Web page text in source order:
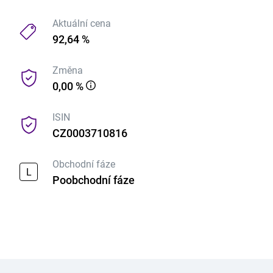
Aktuální cena
92,64 %
Změna
0,00 %
ISIN
CZ0003710816
L
Obchodní fáze
Poobchodní fáze